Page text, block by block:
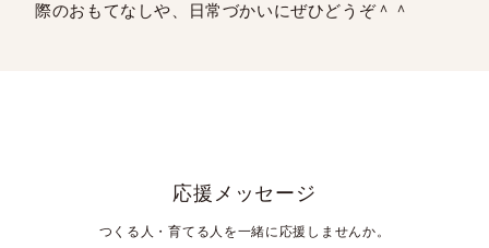
際のおもてなしや、日常づかいにぜひどうぞ＾＾
応援メッセージ
つくる人・育てる人を一緒に応援しませんか。